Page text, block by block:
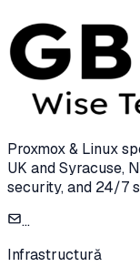
Proxmox & Linux
UK and Syracuse,
security, and 24/7
...
Infrastructură